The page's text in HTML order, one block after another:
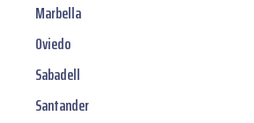
Marbella
Oviedo
Sabadell
Santander